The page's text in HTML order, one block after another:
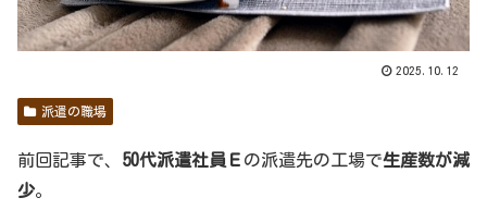
2025.10.12
派遣の職場
前回記事で、 50代派遣社員Ｅ の派遣先の工場で生産数が減
少。